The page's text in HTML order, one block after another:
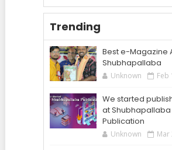
Trending
Best e-Magazine
Shubhapallaba
Unknown Feb
We started
at Shubhapallaba
Publication
Unknown Mar